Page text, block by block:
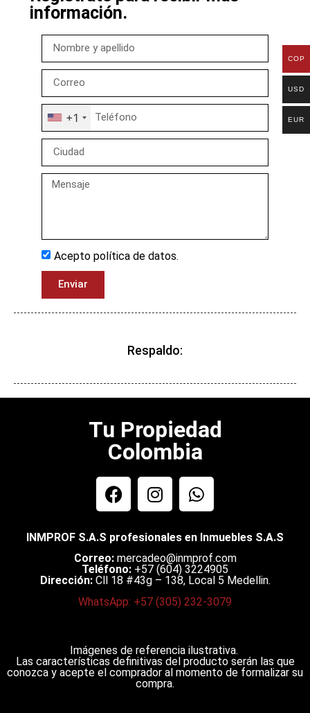
información.
+1
Acepto política de datos.
Enviar
Respaldo:
Tu Propiedad
Colombia
INMPROF S.A.S profesionales en Inmuebles S.A.S
Correo: mercadeo@inmprof.com
Teléfono: +57 (604) 3224905
Dirección:Cll 18 #43g – 138, Local 5 Medellin.
WhatsApp: +57 (305) 232-3079
Imágenes de referencia ilustrativa.
Las características definitivas del producto serán las que
conozca y acepte el comprador al momento de formalizar su
compra.
COP
USD
EUR